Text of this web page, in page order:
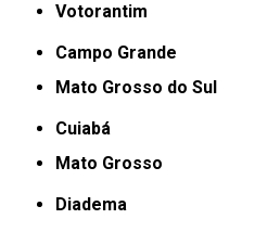
Votorantim
Campo Grande
Mato Grosso do Sul
Cuiabá
Mato Grosso
Diadema